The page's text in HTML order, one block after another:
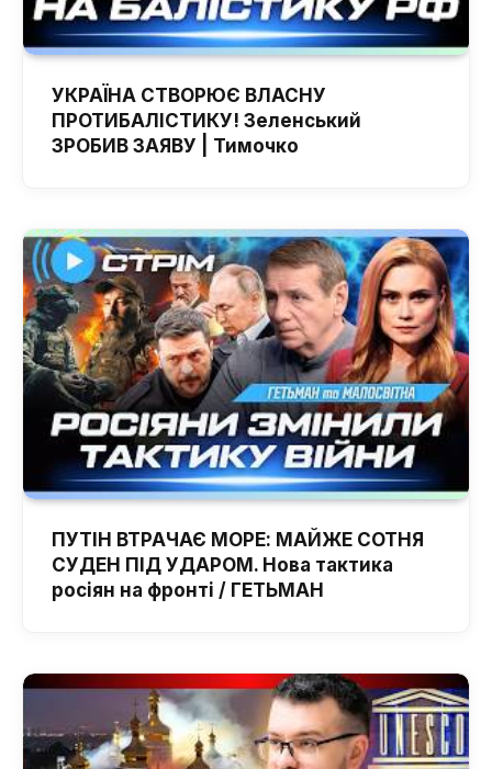
УКРАЇНА СТВОРЮЄ ВЛАСНУ
ПРОТИБАЛІСТИКУ! Зеленський
ЗРОБИВ ЗАЯВУ | Тимочко
ПУТІН ВТРАЧАЄ МОРЕ: МАЙЖЕ СОТНЯ
СУДЕН ПІД УДАРОМ. Нова тактика
росіян на фронті / ГЕТЬМАН